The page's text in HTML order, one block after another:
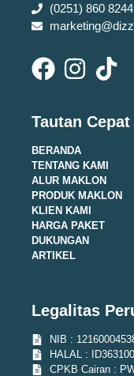
(0251) 860 8244
Tautan Cepat
BERANDA
TENTANG KAMI
ALUR MAKLON
PRODUK MAKLON
KLIEN KAMI
HARGA PAKET
DUKUNGAN
ARTIKEL
Legalitas
NIB :
HALAL :
CPKB Cairan :